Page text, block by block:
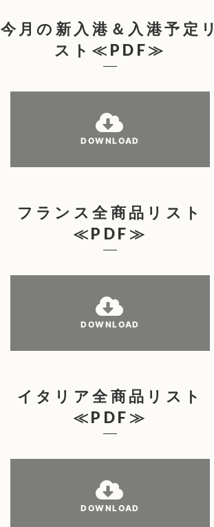
今月の新入港＆入港予定リ
スト≪PDF≫
DOWNLOAD
フランス全商品リスト
≪PDF≫
DOWNLOAD
イタリア全商品リスト
≪PDF≫
DOWNLOAD